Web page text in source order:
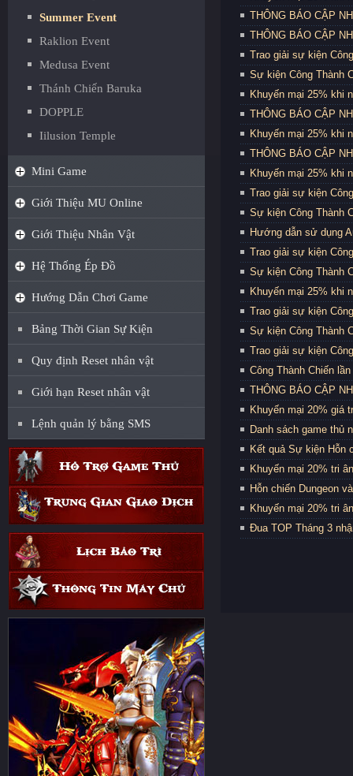
Summer Event
Raklion Event
Medusa Event
Thánh Chiến Baruka
DOPPLE
Iilusion Temple
Mini Game
Giới Thiệu MU Online
Giới Thiệu Nhân Vật
Hệ Thống Ép Đồ
Hướng Dẫn Chơi Game
Bảng Thời Gian Sự Kiện
Quy định Reset nhân vật
Giới hạn Reset nhân vật
Lệnh quản lý bằng SMS
THÔNG BÁO CẬP
THÔNG BÁO CẬP
Trao giải sự kiện
Sự kiện Công Thành
Khuyến mại 25% khi
THÔNG BÁO CẬP
Khuyến mại 25% khi
THÔNG BÁO CẬP
Khuyến mại 25% khi
Trao giải sự kiện
Sự kiện Công Thành
Hướng dẫn sử dụng
Trao giải sự kiện
Sự kiện Công Thành
Khuyến mại 25% khi
Trao giải sự kiện
Sự kiện Công Thành
Trao giải sự kiện
Công Thành Chiến
THÔNG BÁO CẬP
Khuyến mại 20% giá
Danh sách game thủ
Kết quả Sự kiện Hỗn
Khuyến mại 20% tri
Hỗn chiến Dungeon
Khuyến mại 20% tri
Đua TOP Tháng 3